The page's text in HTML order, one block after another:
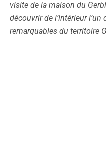
visite de la maison du
découvrir de l’intérieur
remarquables du territoire